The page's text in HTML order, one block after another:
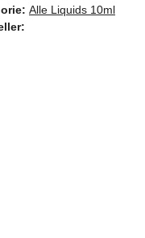
Alle Liquids 10ml